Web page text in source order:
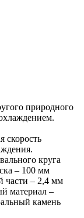
природного
скорость
круга
– 100 мм
части – 2,4 мм
материал –
камень